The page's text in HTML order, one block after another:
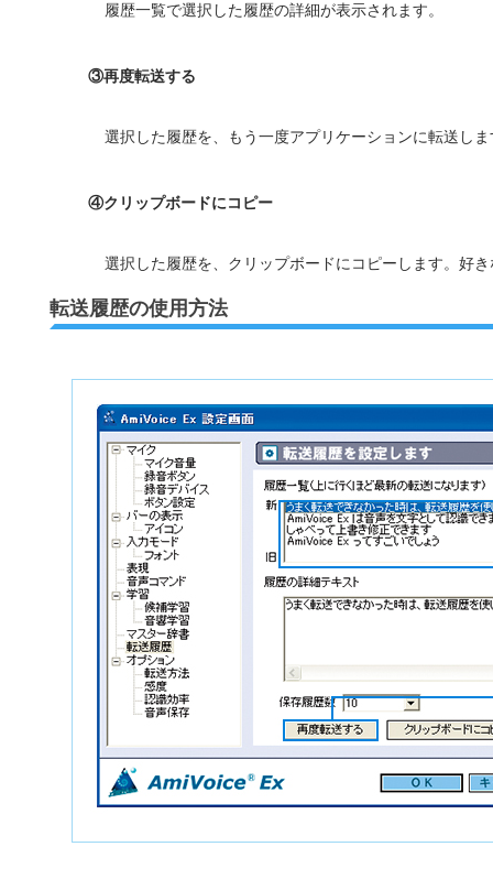
履歴一覧で選択した履歴の詳細が表示されます。
③再度転送する
選択した履歴を、もう一度アプリケーションに転送しま
④クリップボードにコピー
選択した履歴を、クリップボードにコピーします。好
転送履歴の使用方法